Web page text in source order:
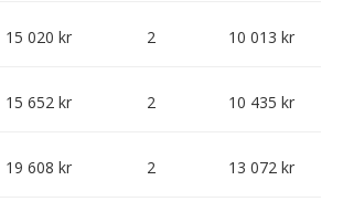
15 020 kr 2 10 013 kr
15 652 kr 2 10 435 kr
19 608 kr 2 13 072 kr